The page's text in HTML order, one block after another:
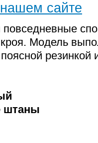
сайте
Модель
штаны